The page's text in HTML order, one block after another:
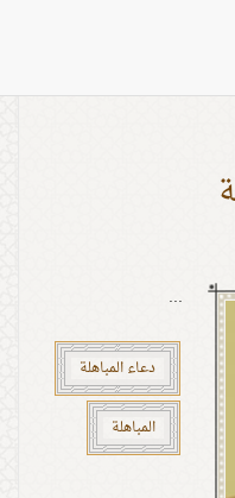
...
دعاء المباهلة
المباهلة